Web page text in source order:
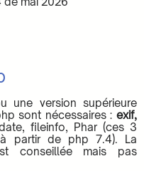
une version supérieure
sont nécessaires :exif,
fileinfo, Phar (ces 3
partir de php 7.4). La
conseillée mais pas